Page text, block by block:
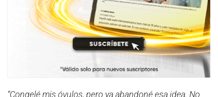
“Congelé mis óvulos, pero ya abandoné esa idea. No